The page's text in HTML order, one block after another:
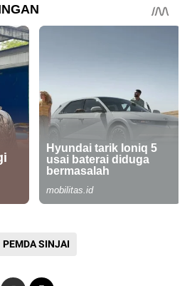
PEMDA SINJAI